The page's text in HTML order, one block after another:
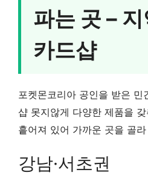
파는 곳 –
카드샵
포켓몬코리아 공인을 받은 민
샵 못지않게 다양한 제품을
흩어져 있어 가까운 곳을 골
강남·서초권